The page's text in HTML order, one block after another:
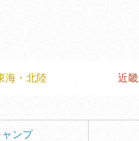
海・北陸 近畿
ャンプ